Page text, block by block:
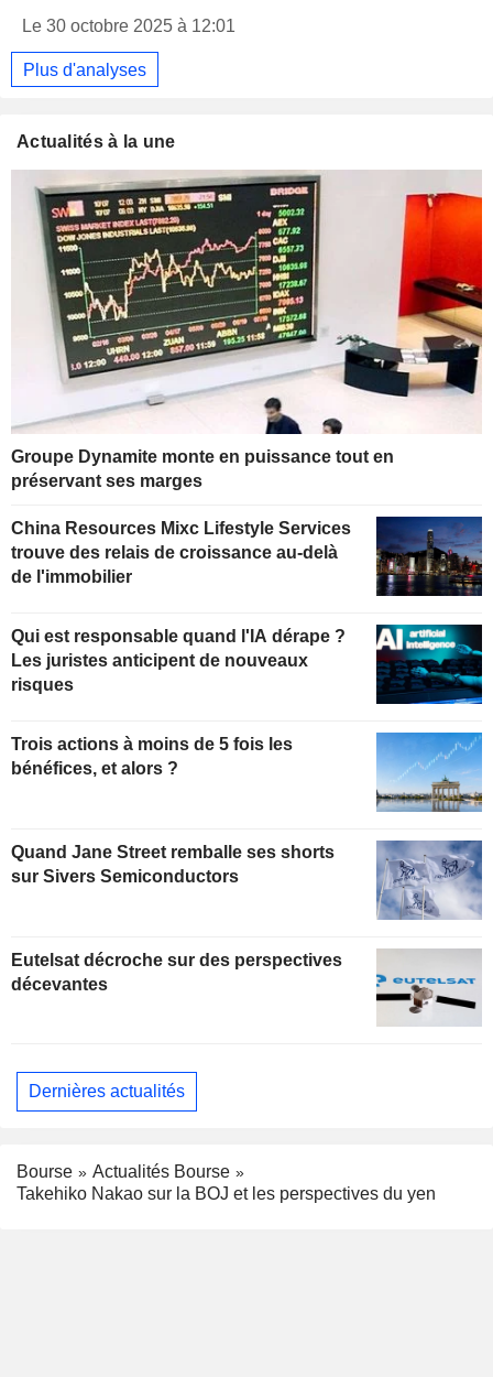
Le 30 octobre 2025 à 12:01
Plus d'analyses
Actualités à la une
Groupe Dynamite monte en puissance tout en
préservant ses marges
China Resources Mixc Lifestyle Services
trouve des relais de croissance au-delà
de l'immobilier
Qui est responsable quand l'IA dérape ?
Les juristes anticipent de nouveaux
risques
Trois actions à moins de 5 fois les
bénéfices, et alors ?
Quand Jane Street remballe ses shorts
sur Sivers Semiconductors
Eutelsat décroche sur des perspectives
décevantes
Dernières actualités
Bourse
Actualités Bourse
Takehiko Nakao sur la BOJ et les perspectives du yen